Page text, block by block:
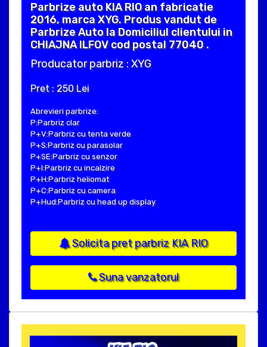
Parbrize auto KIA RIO an fabricatie
2016, marca XYG. Produs vandut de
Parbrize Auto la Domiciliul clientului in
CHIAJNA ILFOV cod postal 77040 .
Producator parbriz : XYG
Pret : 250 Lei
Abrevieri parbrize:
P:Parbriz clar
P+V:Parbriz cu tenta verde
P+S:Parbriz cu parasolar
P+SE:Parbriz cu senzor
P+I:Parbriz cu incalzire
P+H:Parbriz heliomat
P+C:Parbriz cu camera
P+Hud:Parbriz cu head up display
Solicita pret parbriz KIA RIO
Suna vanzatorul